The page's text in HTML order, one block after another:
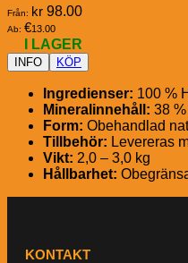
Från: kr 98.00
Ab: €13.00
I LAGER
INFO KÖP
Ingredienser: 100 %
Mineralinnehåll: 38
Form: Obehandlad
Tillbehör: Levereras
Vikt: 2,0 – 3,0 kg
Hållbarhet:
KONTAKT